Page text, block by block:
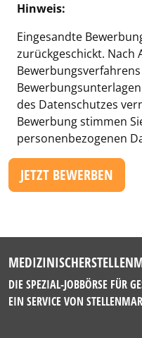
Hinweis:
Eingesandte
zurückgeschickt. Nach
des Datenschutzes
Bewerbung stimmen
personenbezogenen
JETZT BEWERBEN
DIE SPEZIAL-JOBBÖRSE FÜR
EIN SERVICE VON